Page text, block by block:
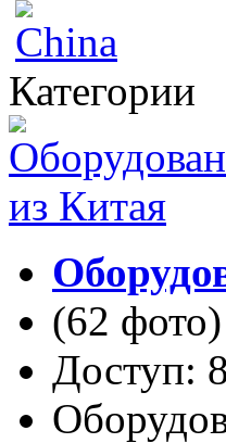
Категории
(62 фото)
Доступ: